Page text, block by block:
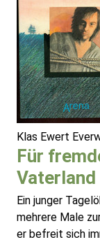
Klas Ewert
Für
Vaterland
Ein junger
mehrere Male
er befreit sich